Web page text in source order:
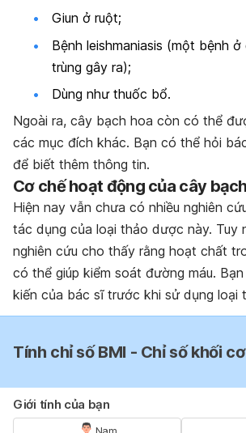
Giun ở ruột;
Bệnh leishmaniasis (một bệnh
trùng gây ra);
Dùng như thuốc bổ.
Ngoài ra, cây bạch hoa còn có thể
các mục đích khác. Bạn có thể hỏi
để biết thêm thông tin.
Cơ chế hoạt động của cây
Hiện nay vẫn chưa có nhiều nghiên
tác dụng của loại thảo dược này. Tuy
nghiên cứu cho thấy rằng hoạt chất
có thể giúp kiểm soát đường máu.
kiến của bác sĩ trước khi sử dụng loại
Tính chỉ số BMI - Chỉ số khối
Giới tính của bạn